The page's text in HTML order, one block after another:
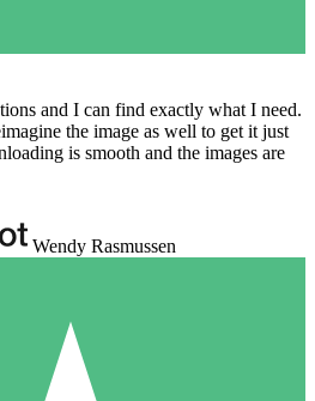
and I can find exactly what I need.
the image as well to get it just
is smooth and the images are
Wendy Rasmussen